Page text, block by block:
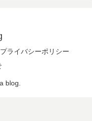
プライバシーポリシー
blog.